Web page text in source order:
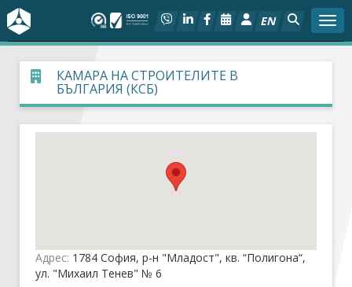
EN
За БСК
На фокус
Арбитражен съд
КАМАРА НА СТРОИТЕЛИТЕ В
БЪЛГАРИЯ (КСБ)
Адрес: 1784 София, р-н "Младост", кв. “Полигона“,
ул. "Михаил Тенев" № 6